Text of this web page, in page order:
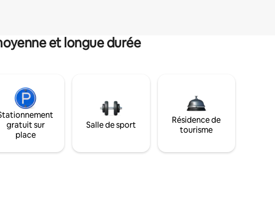
et longue durée
gratuit sur
place
Salle de sport
Résidence de
tourisme